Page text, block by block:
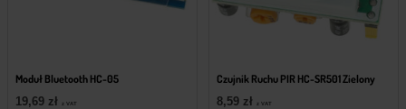
Moduł Bluetooth HC-05
19,69 zł z VAT
Czujnik Ruchu PIR HC-SR501 Zielony
8,59 zł z VAT